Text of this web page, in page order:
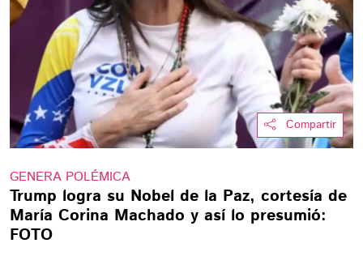
Compartir
GENERA POLÉMICA
Trump logra su Nobel de la Paz, cortesía de
María Corina Machado y así lo presumió:
FOTO